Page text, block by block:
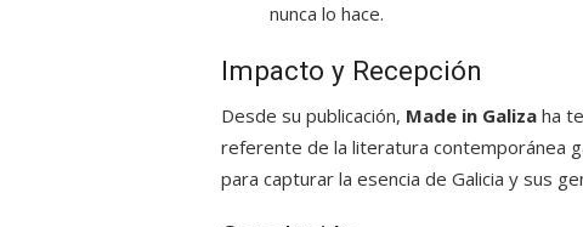
nunca lo hace.
Impacto y Recepción
Desde su publicación, Made in Galiza ha
referente de la literatura contemporánea
para capturar la esencia de Galicia y sus